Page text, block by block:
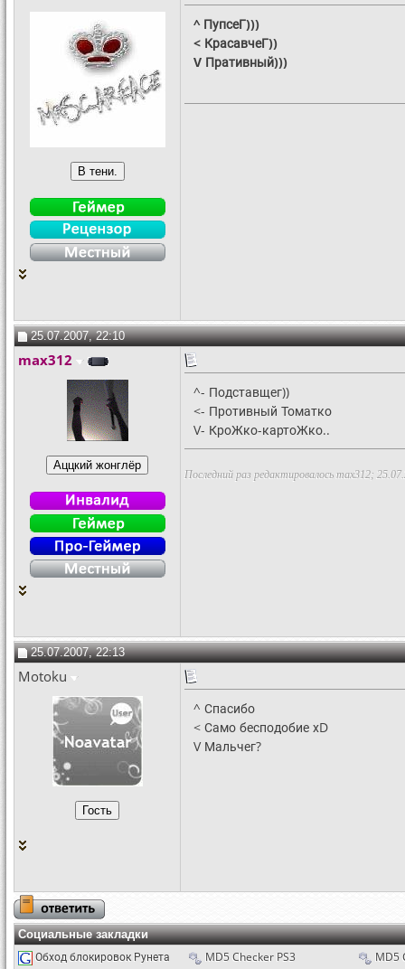
^ ПупсеГ)))
< КрасавчеГ))
V Пративный)))
25.07.2007, 22:10
max312
^- Подставщег))
<- Противный Томатко
V- КроЖко-картоЖко..
Последний раз редактировалось max312;
25.07.2007, 22:13
Motoku
^ Спасибо
< Само бесподобие хD
V Мальчег?
Социальные закладки
Обход блокировок Рунета MD5 Checker PS3 MD5